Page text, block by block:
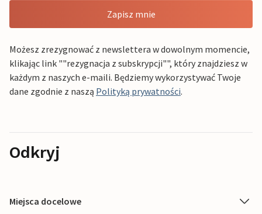
Zapisz mnie
Możesz zrezygnować z newslettera w dowolnym momencie,
klikając link ""rezygnacja z subskrypcji"", który znajdziesz w
każdym z naszych e-maili. Będziemy wykorzystywać Twoje
dane zgodnie z naszą Polityką prywatności.
Odkryj
Miejsca docelowe